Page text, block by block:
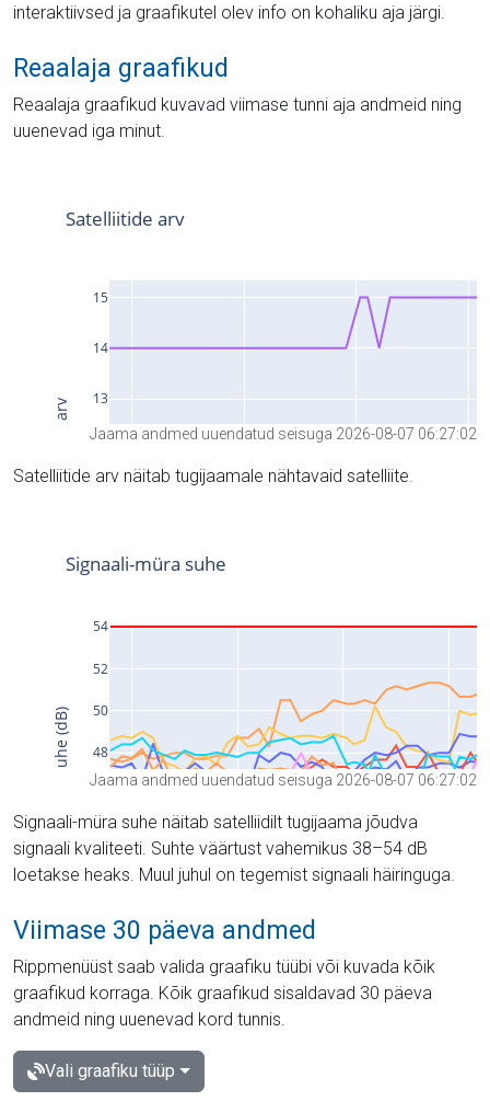
interaktiivsed ja graafikutel olev info on kohaliku aja järgi.
Reaalaja graafikud
Reaalaja graafikud kuvavad viimase tunni aja andmeid ning
uuenevad iga minut.
Jaama andmed uuendatud seisuga 2026-08-07 06:27:02
Satelliitide arv näitab tugijaamale nähtavaid satelliite.
Jaama andmed uuendatud seisuga 2026-08-07 06:27:02
Signaali-müra suhe näitab satelliidilt tugijaama jõudva
signaali kvaliteeti. Suhte väärtust vahemikus 38–54 dB
loetakse heaks. Muul juhul on tegemist signaali häiringuga.
Viimase 30 päeva andmed
Rippmenüüst saab valida graafiku tüübi või kuvada kõik
graafikud korraga. Kõik graafikud sisaldavad 30 päeva
andmeid ning uuenevad kord tunnis.
Vali graafiku tüüp